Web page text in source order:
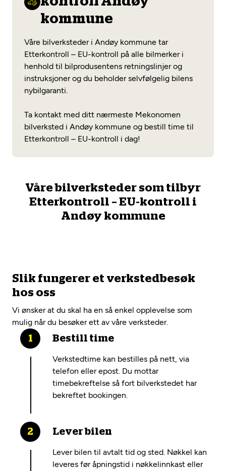
Diagnose/Feilsøking
Se alle (52) tjenester her
Mekonomen Bilkonto
Les mer
Fritt verkstedvalg
Mobilitetsgaranti
Nybilgaranti og fabrikkgaranti
Opprett en konto
kommune
Våre bilverksteder i Andøy kommune tar
Etterkontroll – EU-kontroll på alle bilmerker i
henhold til bilprodusentens retningslinjer og
instruksjoner og du beholder selvfølgelig bilens
nybilgaranti.
Ta kontakt med ditt nærmeste Mekonomen
bilverksted i Andøy kommune og bestill time til
Etterkontroll – EU-kontroll i dag!
Våre bilverksteder som tilbyr
Etterkontroll – EU-kontroll i
Andøy kommune
Slik fungerer et verkstedbesøk
hos oss
Vi ønsker at du skal ha en så enkel opplevelse som
mulig når du besøker ett av våre verksteder.
Bestill time
Verkstedtime kan bestilles på nett, via
telefon eller epost. Du mottar
timebekreftelse så fort bilverkstedet har
bekreftet bookingen.
Lever bilen
Lever bilen til avtalt tid og sted. Nøkkel kan
leveres før åpningstid i nøkkelinnkast eller